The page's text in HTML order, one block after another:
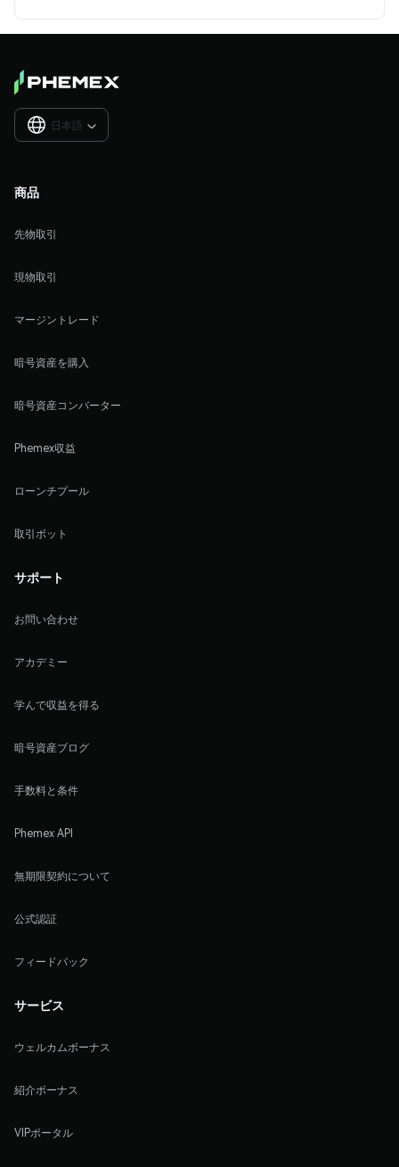
日本語 
商品
先物取引
現物取引
マージントレード
暗号資産を購入
暗号資産コンバーター
Phemex収益
ローンチプール
取引ボット
サポート
お問い合わせ
アカデミー
学んで収益を得る
暗号資産ブログ
手数料と条件
Phemex API
無期限契約について
公式認証
フィードバック
サービス
ウェルカムボーナス
紹介ボーナス
VIPポータル